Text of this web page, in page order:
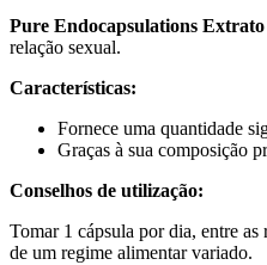
Pure Endocapsulations
relação sexual.
Características:
Fornece uma quantidade
Graças à sua composição
Conselhos de utilização:
Tomar 1 cápsula por dia, entre
de um regime alimentar variado.